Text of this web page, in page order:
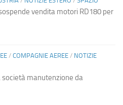
vendita motori RD180 per
/ COMPAGNIE AEREE / NOTIZIE
società manutenzione da